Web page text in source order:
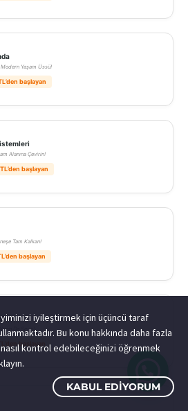
Yaşam Üssü!
başlayan
Alanına Çevirin!
başlayan
Tam Kalkan!
başlayan
Da Serin!
başlayan
iyileştirmek için üçüncü taraf
Bu konu hakkında daha fazla
kontrol edebileceğinizi öğrenmek
KABUL EDIYORUM